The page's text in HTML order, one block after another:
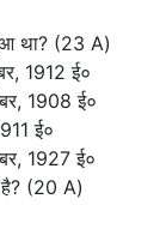
था? (23 A)
1912 ई०
1908 ई०
ई०
1927 ई०
(20 A)